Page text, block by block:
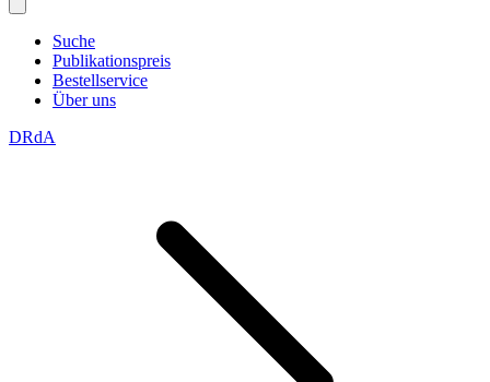
Suche
Publikationspreis
Bestellservice
Über uns
DRdA